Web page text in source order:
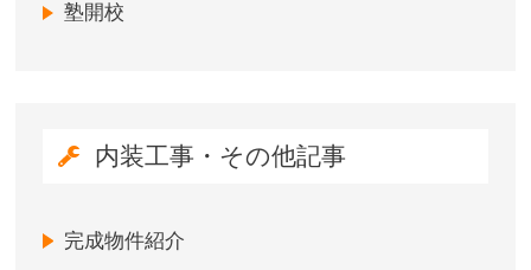
塾開校
内装工事・その他記事
完成物件紹介